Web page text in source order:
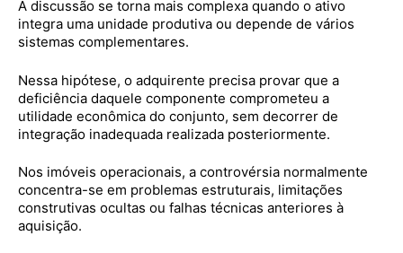
A discussão se torna mais complexa quando o ativo
integra uma unidade produtiva ou depende de vários
sistemas complementares.
Nessa hipótese, o adquirente precisa provar que a
deficiência daquele componente comprometeu a
utilidade econômica do conjunto, sem decorrer de
integração inadequada realizada posteriormente.
Nos imóveis operacionais, a controvérsia normalmente
concentra-se em problemas estruturais, limitações
construtivas ocultas ou falhas técnicas anteriores à
aquisição.